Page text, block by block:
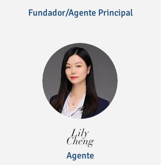
Fundador/Agente Principal
Lily
Cheng
Agente